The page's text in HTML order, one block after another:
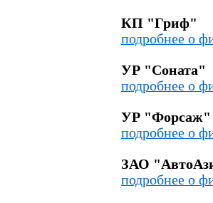
КП "Гриф"
подробнее о
УР "Соната"
подробнее о
УР "Форсаж"
подробнее о
ЗАО
подробнее о